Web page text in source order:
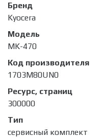
Бренд
Kyocera
Модель
MK-470
Код производителя
1703M80UN0
Ресурс, страниц
300000
Тип
сервисный комплект